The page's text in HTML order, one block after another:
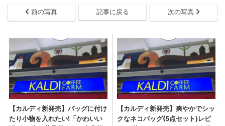
前の写真 記事に戻る 次の写真